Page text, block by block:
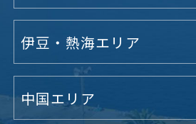
伊豆・熱海エリア
中国エリア